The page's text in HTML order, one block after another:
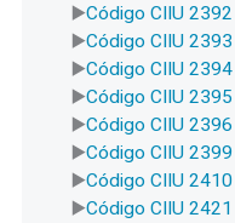
Código CIIU 2392
Código CIIU 2393
Código CIIU 2394
Código CIIU 2395
Código CIIU 2396
Código CIIU 2399
Código CIIU 2410
Código CIIU 2421